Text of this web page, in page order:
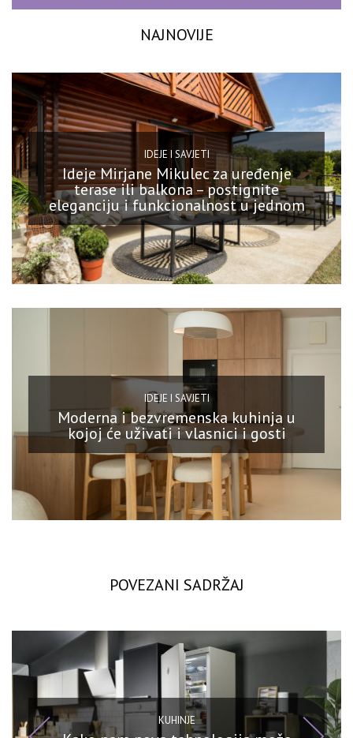
NAJNOVIJE
IDEJE I SAVJETI
Ideje Mirjane Mikulec za uređenje
terase ili balkona – postignite
eleganciju i funkcionalnost u jednom
IDEJE I SAVJETI
Moderna i bezvremenska kuhinja u
kojoj će uživati i vlasnici i gosti
POVEZANI SADRŽAJ
KUHINJE